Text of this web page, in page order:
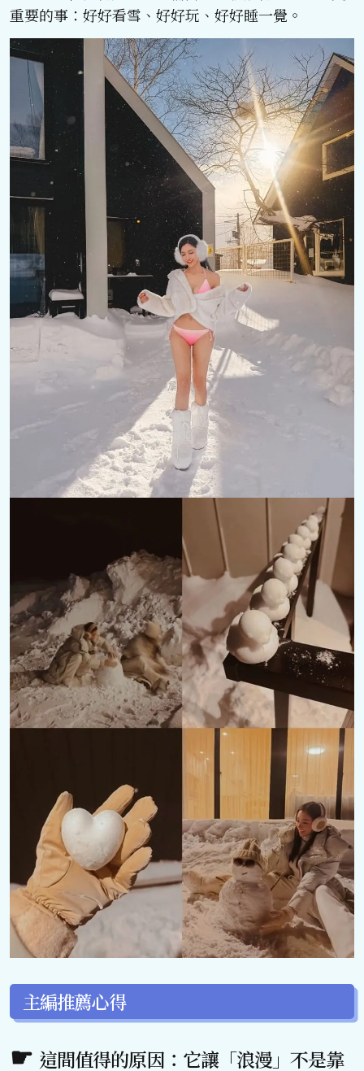
重要的事：好好看雪、好好玩、好好睡一覺。
主編推薦心得
這間值得的原因：它讓「浪漫」不是靠